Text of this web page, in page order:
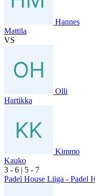
Hannes
Mattila
VS
Olli
Hartikka
Kimmo
Kauko
3 - 6 | 5 - 7
Padel House Liiga - Padel